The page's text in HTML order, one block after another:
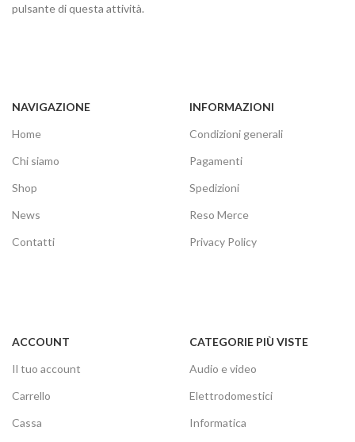
pulsante di questa attività.
NAVIGAZIONE
Home
Chi siamo
Shop
News
Contatti
INFORMAZIONI
Condizioni generali
Pagamenti
Spedizioni
Reso Merce
Privacy Policy
ACCOUNT
Il tuo account
Carrello
Cassa
CATEGORIE PIÙ VISTE
Audio e video
Elettrodomestici
Informatica